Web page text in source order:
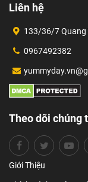
Liên hệ
133/36/7 Quang
0967492382
Theo dõi chúng
Giới Thiệu